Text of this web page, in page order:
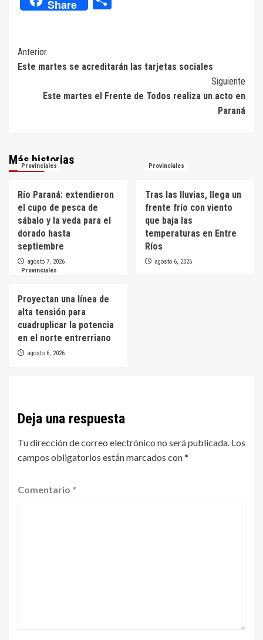
Share
Navegación
de
entradas
Anterior
Este martes se acreditarán las tarjetas sociales
Siguiente
Este martes el Frente de Todos realiza un acto en
Paraná
Más historias
Provinciales
Río Paraná: extendieron
el cupo de pesca de
sábalo y la veda para el
dorado hasta
septiembre
agosto 7, 2026
Provinciales
Tras las lluvias, llega un
frente frío con viento
que baja las
temperaturas en Entre
Ríos
agosto 6, 2026
Provinciales
Proyectan una línea de
alta tensión para
cuadruplicar la potencia
en el norte entrerriano
agosto 6, 2026
Deja una respuesta
Tu dirección de correo electrónico no será publicada. Los
campos obligatorios están marcados con*
Comentario *